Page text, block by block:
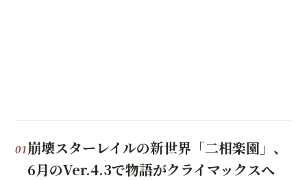
崩壊スターレイルの新世界「二相楽園」、
6月のVer.4.3で物語がクライマックスへ